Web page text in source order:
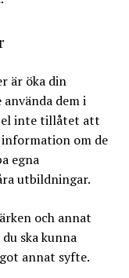
är öka din
dem i
inte tillåtet att
om de
egna
utbildningar.
och annat
ska kunna
annat syfte.